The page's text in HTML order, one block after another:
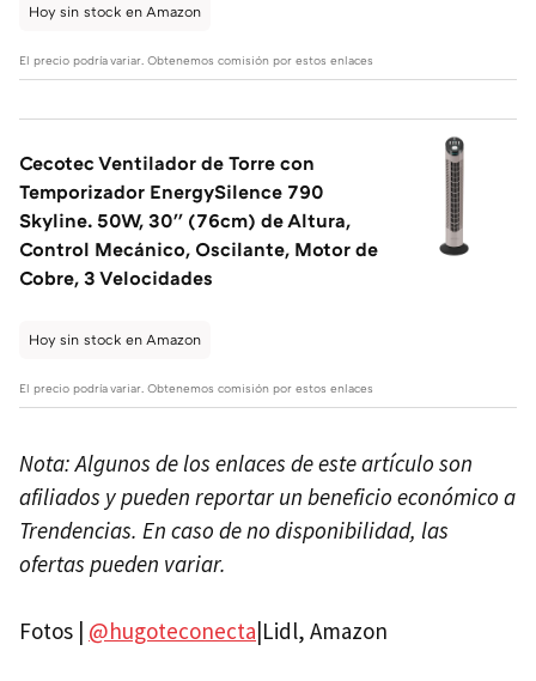
Hoy sin stock en Amazon
El precio podría variar. Obtenemos comisión por estos enlaces
Cecotec Ventilador de Torre con
Temporizador EnergySilence 790
Skyline. 50W, 30'' (76cm) de Altura,
Control Mecánico, Oscilante, Motor de
Cobre, 3 Velocidades
Hoy sin stock en Amazon
El precio podría variar. Obtenemos comisión por estos enlaces
Nota: Algunos de los enlaces de este artículo son
afiliados y pueden reportar un beneficio económico a
Trendencias. En caso de no disponibilidad, las
ofertas pueden variar.
Fotos | @hugoteconecta|Lidl, Amazon